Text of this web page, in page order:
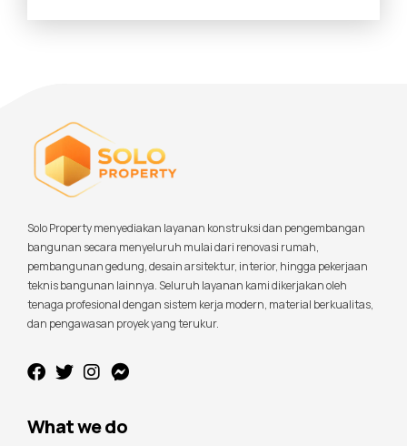
Solo Property menyediakan layanan konstruksi dan pengembangan
bangunan secara menyeluruh mulai dari renovasi rumah,
pembangunan gedung, desain arsitektur, interior, hingga pekerjaan
teknis bangunan lainnya. Seluruh layanan kami dikerjakan oleh
tenaga profesional dengan sistem kerja modern, material berkualitas,
dan pengawasan proyek yang terukur.
What we do